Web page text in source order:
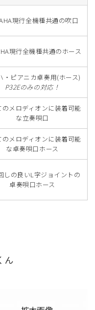
現行全機種共通の吹口
現行全機種共通のホース
・ピアニカ卓奏用(ホース)
P32Eのみの対応！
のメロディオンに装着可能
な立奏唄口
のメロディオンに装着可能
な卓奏唄口ホース
しの良いL字ジョイントの
卓奏唄口ホース
ん